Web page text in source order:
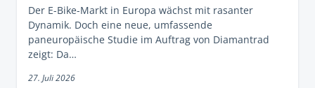
Der E-Bike-Markt in Europa wächst mit rasanter
Dynamik. Doch eine neue, umfassende
paneuropäische Studie im Auftrag von Diamantrad
zeigt: Da…
27. Juli 2026